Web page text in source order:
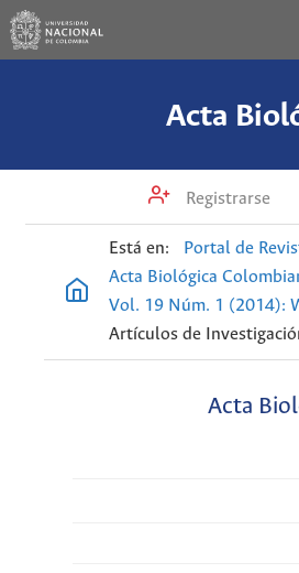
Acta
Registrarse
Está en: Portal de
Acta Biológica
Vol. 19 Núm. 1 (2014):
Artículos de
Acta